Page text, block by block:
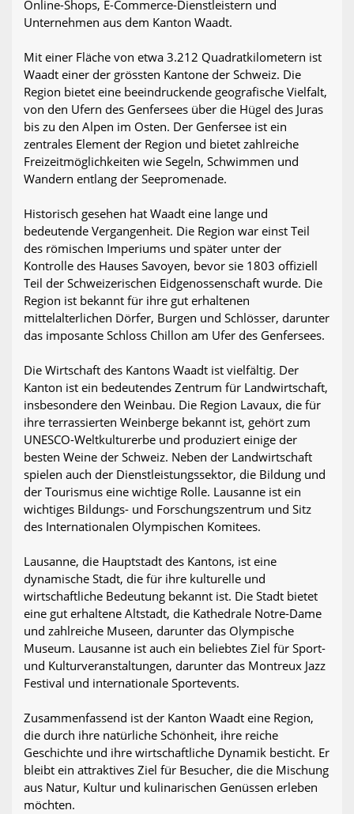
Online-Shops, E-Commerce-Dienstleistern und
Unternehmen aus dem Kanton Waadt.
Mit einer Fläche von etwa 3.212 Quadratkilometern ist
Waadt einer der grössten Kantone der Schweiz. Die
Region bietet eine beeindruckende geografische Vielfalt,
von den Ufern des Genfersees über die Hügel des Juras
bis zu den Alpen im Osten. Der Genfersee ist ein
zentrales Element der Region und bietet zahlreiche
Freizeitmöglichkeiten wie Segeln, Schwimmen und
Wandern entlang der Seepromenade.
Historisch gesehen hat Waadt eine lange und
bedeutende Vergangenheit. Die Region war einst Teil
des römischen Imperiums und später unter der
Kontrolle des Hauses Savoyen, bevor sie 1803 offiziell
Teil der Schweizerischen Eidgenossenschaft wurde. Die
Region ist bekannt für ihre gut erhaltenen
mittelalterlichen Dörfer, Burgen und Schlösser, darunter
das imposante Schloss Chillon am Ufer des Genfersees.
Die Wirtschaft des Kantons Waadt ist vielfältig. Der
Kanton ist ein bedeutendes Zentrum für Landwirtschaft,
insbesondere den Weinbau. Die Region Lavaux, die für
ihre terrassierten Weinberge bekannt ist, gehört zum
UNESCO-Weltkulturerbe und produziert einige der
besten Weine der Schweiz. Neben der Landwirtschaft
spielen auch der Dienstleistungssektor, die Bildung und
der Tourismus eine wichtige Rolle. Lausanne ist ein
wichtiges Bildungs- und Forschungszentrum und Sitz
des Internationalen Olympischen Komitees.
Lausanne, die Hauptstadt des Kantons, ist eine
dynamische Stadt, die für ihre kulturelle und
wirtschaftliche Bedeutung bekannt ist. Die Stadt bietet
eine gut erhaltene Altstadt, die Kathedrale Notre-Dame
und zahlreiche Museen, darunter das Olympische
Museum. Lausanne ist auch ein beliebtes Ziel für Sport-
und Kulturveranstaltungen, darunter das Montreux Jazz
Festival und internationale Sportevents.
Zusammenfassend ist der Kanton Waadt eine Region,
die durch ihre natürliche Schönheit, ihre reiche
Geschichte und ihre wirtschaftliche Dynamik besticht. Er
bleibt ein attraktives Ziel für Besucher, die die Mischung
aus Natur, Kultur und kulinarischen Genüssen erleben
möchten.